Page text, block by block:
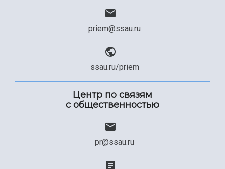
priem@ssau.ru
ssau.ru/priem
Центр по связям
с общественностью
pr@ssau.ru